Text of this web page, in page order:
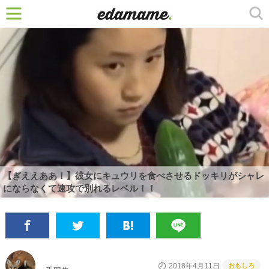
【ぎええああ！】彼女にキュウリを食べさせるドッキリがシャレ
にならなくて速攻で別れるレベル！！
2018年4月11日 おもしろ